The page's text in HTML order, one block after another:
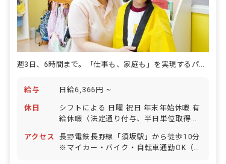
週3日、6時間まで。「仕事も、家庭も」を実現するパート勤務があります
給与 日給6,366円 ~
休日
シフトによる 日曜 祝日 年末年始休暇 有
給休暇（法定通り付与、半日単位取得可
アクセス
長野電鉄長野線「須坂駅」から徒歩10分
※マイカー・バイク・自転車通勤OK（無